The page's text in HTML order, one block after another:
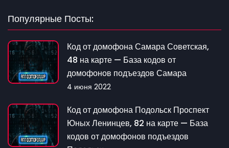
Популярные Посты:
Код от домофона Самара Советская,
48 на карте — База кодов от
домофонов подъездов Самара
4 июня 2022
Код от домофона Подольск Проспект
Юных Ленинцев, 82 на карте — База
кодов от домофонов подъездов